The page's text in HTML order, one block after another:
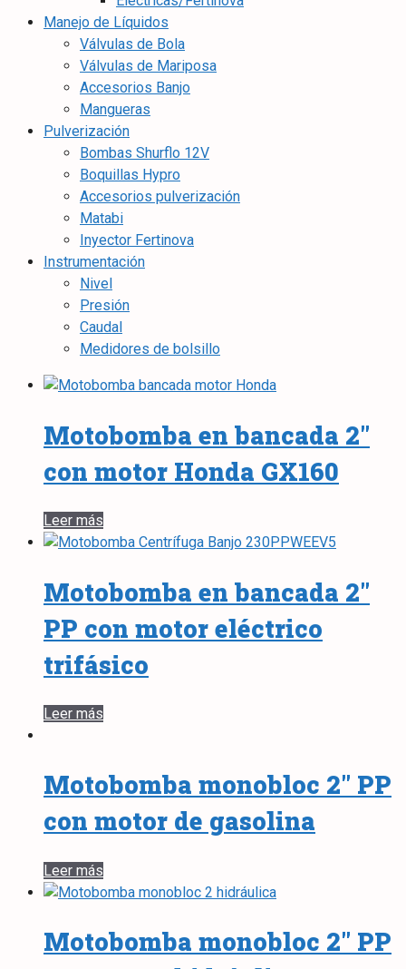
Manejo de Líquidos
Válvulas de Bola
Válvulas de Mariposa
Accesorios Banjo
Mangueras
Pulverización
Bombas Shurflo 12V
Boquillas Hypro
Accesorios pulverización
Matabi
Inyector Fertinova
Instrumentación
Nivel
Presión
Caudal
Medidores de bolsillo
Motobomba en bancada 2″
con motor Honda GX160
Leer más
Motobomba en bancada 2″
PP con motor eléctrico
trifásico
Leer más
Motobomba monobloc 2″ PP
con motor de gasolina
Leer más
Motobomba monobloc 2″ PP